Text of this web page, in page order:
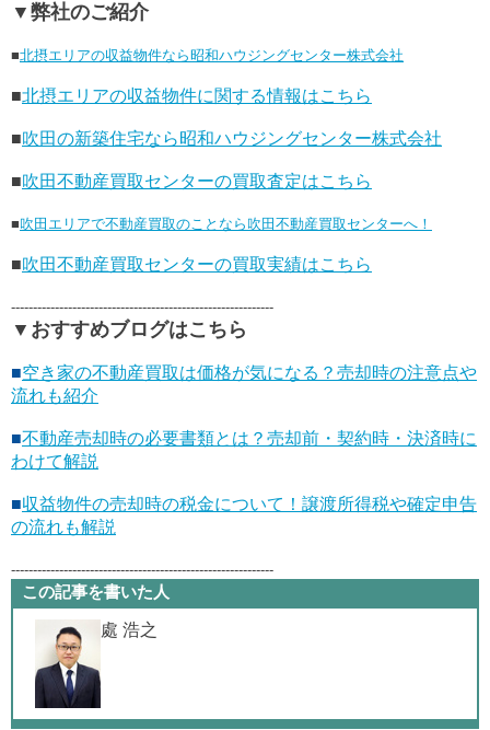
▼弊社のご紹介
■北摂エリアの収益物件なら昭和ハウジングセンター株式会社
■北摂エリアの収益物件に関する情報はこちら
■吹田の新築住宅なら昭和ハウジングセンター株式会社
■吹田不動産買取センターの買取査定はこちら
■吹田エリアで不動産買取のことなら吹田不動産買取センターへ！
■吹田不動産買取センターの買取実績はこちら
------------------------------------------------------------
▼おすすめブログはこちら
■空き家の不動産買取は価格が気になる？売却時の注意点や
流れも紹介
■不動産売却時の必要書類とは？売却前・契約時・決済時に
わけて解説
■収益物件の売却時の税金について！譲渡所得税や確定申告
の流れも解説
------------------------------------------------------------
この記事を書いた人
處 浩之